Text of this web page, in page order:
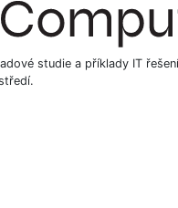
studie a příklady IT